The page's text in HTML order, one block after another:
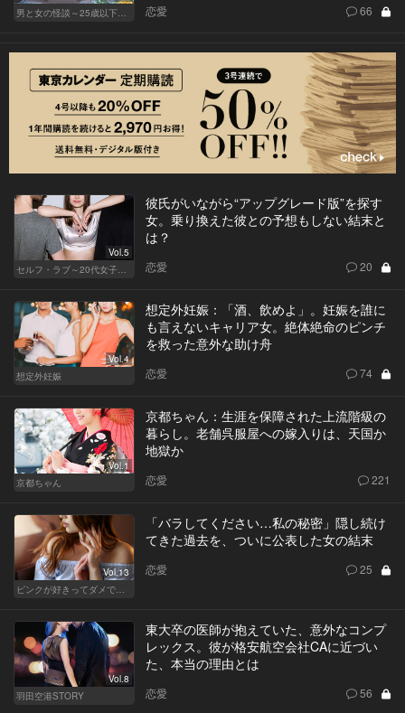
男と女の怪談～25歳以下閲覧禁止～
恋愛 66
Vol.5
セルフ・ラブ～20代女子の矛盾～
彼氏がいながら“アップグレード版”を探す
女。乗り換えた彼との予想もしない結末と
は？
恋愛 20
Vol.4
想定外妊娠
想定外妊娠：「酒、飲めよ」。妊娠を誰に
も言えないキャリア女。絶体絶命のピンチ
を救った意外な助け舟
恋愛 74
Vol.1
京都ちゃん
京都ちゃん：生涯を保障された上流階級の
暮らし。老舗呉服屋への嫁入りは、天国か
地獄か
恋愛 221
Vol.13
ピンクが好きってダメですか？
「バラしてください…私の秘密」隠し続け
てきた過去を、ついに公表した女の結末
恋愛 25
Vol.8
羽田空港STORY
東大卒の医師が抱えていた、意外なコンプ
レックス。彼が格安航空会社CAに近づい
た、本当の理由とは
恋愛 56